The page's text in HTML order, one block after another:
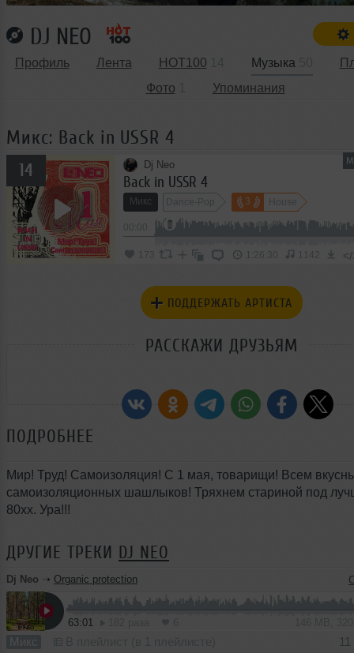
DJ NEO
Профиль Лента HOT100 Музыка
Фото
Упоминания
Микс: Back in USSR 4
14 Dj Neo
Back in USSR 4
Микс Dance-Pop 3 House
173 1:26:30 1142
ПОДДЕРЖАТЬ АРТИСТА
РАССКАЖИ ДРУЗЬЯМ
ПОДРОБНЕЕ
Мир! Труд! Самоизоляция! С 1 мая, товарищи! Всем
самоизоляционных шашлыков! Тряхнем стариной под
80хх. Ура!!!
ДРУГИЕ ТРЕКИ DJ NEO
Dj Neo ➝ Organic protection
63:01
Микс